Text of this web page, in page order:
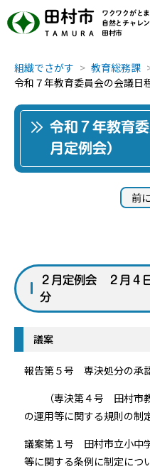
田村市
TAMURA
ワクワクがと
自然とチャレ
田村市
組織でさがす
教育総務課
令和７年教育委員会の会議日
令和７年教育
月定例会）
前
２月定例会 ２月４
分
議案
報告第５号 専決処分の承
（専決第４号 田村市教
の運用等に関する規則の制
議案第１号 田村市立小中
等に関する条例に制定につ